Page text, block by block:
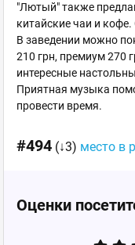
"Лютый" также
китайские чаи и
В заведении можно
210 грн, премиум 270
интересные
Приятная музыка
провести время.
#494 (↓3) место в
Оценки